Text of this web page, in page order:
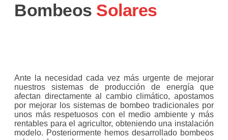
Bombeos Solares
Ante la necesidad cada vez más urgente de mejorar
nuestros sistemas de producción de energía que
afectan directamente al cambio climático, apostamos
por mejorar los sistemas de bombeo tradicionales por
unos más respetuosos con el medio ambiente y más
rentables para el agricultor, obteniendo una instalación
modelo. Posteriormente hemos desarrollado bombeos